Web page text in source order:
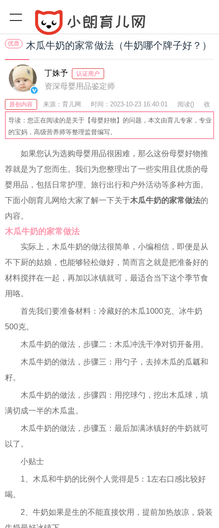
优质 木瓜牛奶的家常做法（牛奶哪个牌子好？）
丁姝予 认证用户
资深母婴用品鉴定师
原创内容 来源：育儿网 时间：2023-10-23 16:40:01 阅读() 收
藏：44 分享：75 爆
导读：您正在阅读的是关于【母婴好物】的问题，本文由育儿专家，专业
的宝妈，高级营养师等整理监督编写。
如果您认为选购母婴用品很困难，那么这份母婴好物推
荐就是为了您而生。我们为您整理出了一些实用且优质的母
婴用品，包括日常护理、旅行出行和户外活动等多种方面。
下面小朗育儿网给大家了解一下关于木瓜牛奶的家常做法的
内容。
木瓜牛奶的家常做法
实际上，木瓜牛奶的做法很简单，小编相信，即便是从
不下厨的姑娘，也能够轻松做好，简而言之就是把准备好的
材料搅拌在一起，再加以冰镇就可，最适合当下这个季节食
用咯。
首先我们要准备材料：冷藏好的木瓜1000克、冰牛奶
500克。
木瓜牛奶的做法，步骤二：木瓜冲洗干净对切开备用。
木瓜牛奶的做法，步骤三：用勺子，去掉木瓜的瓜瓤和
籽。
木瓜牛奶的做法，步骤四：用挖球勺，挖出木瓜球，填
满切成一半的木瓜盅。
木瓜牛奶的做法，步骤五：最后加满冰镇好的牛奶就可
以了。
小贴士
1、木瓜和牛奶的比例个人觉得是5：1左右口感比较好
喝。
2、牛奶如果是生的不能直接饮用，提前加热放凉，袋装